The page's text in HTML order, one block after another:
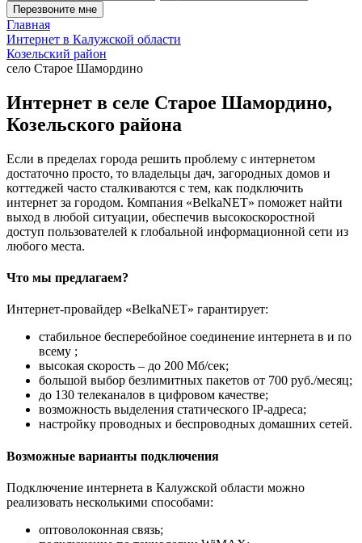
Перезвоните мне
Главная
Интернет в Калужской области
Козельский район
село Старое Шамордино
Интернет в селе Старое Шамордино,
Козельского района
Если в пределах города решить проблему с интернетом
достаточно просто, то владельцы дач, загородных домов и
коттеджей часто сталкиваются с тем, как подключить
интернет за городом. Компания «BelkaNET» поможет найти
выход в любой ситуации, обеспечив высокоскоростной
доступ пользователей к глобальной информационной сети из
любого места.
Что мы предлагаем?
Интернет-провайдер «BelkaNET» гарантирует:
стабильное бесперебойное соединение интернета в и по
всему ;
высокая скорость – до 200 Мб/сек;
большой выбор безлимитных пакетов от 700 руб./месяц;
до 130 телеканалов в цифровом качестве;
возможность выделения статического IP-адреса;
настройку проводных и беспроводных домашних сетей.
Возможные варианты подключения
Подключение интернета в Калужской области можно
реализовать несколькими способами:
оптоволоконная связь;